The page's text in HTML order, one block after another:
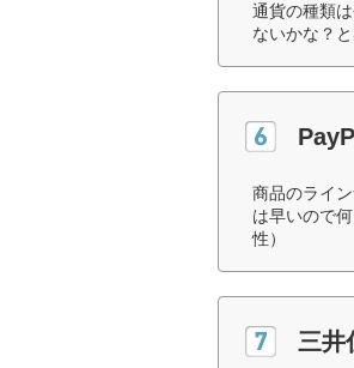
通貨の種類
ないかな？
商品のライ
は早いので
性）
三井